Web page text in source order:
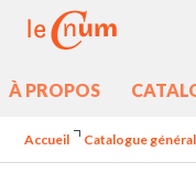
À PROPOS
Accueil Catalogue général